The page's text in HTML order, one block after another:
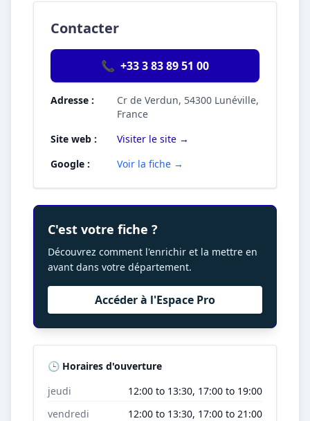
Contacter
📞 +33 3 83 89 51 00
Adresse :
Cr de Verdun, 54300 Lunéville,
France
Site web :
Visiter le site →
Google :
Voir la fiche →
C'est votre fiche ?
Découvrez comment l'enrichir et la mettre en
avant dans votre département.
Accéder à l'Espace Pro
🕒 Horaires d'ouverture
jeudi
12:00 to 13:30, 17:00 to 19:00
vendredi
12:00 to 13:30, 17:00 to 21:00